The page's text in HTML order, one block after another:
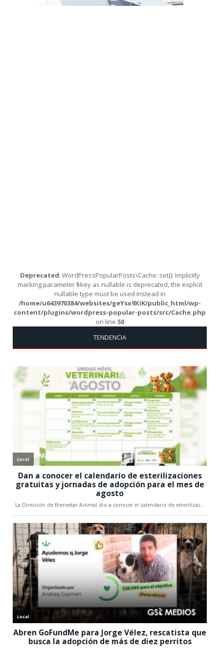
Deprecated: WordPressPopularPosts\Cache::set(): Implicitly
marking parameter $key as nullable is deprecated, the explicit
nullable type must be used instead in
/home/u643970384/websites/geYsx9XiK/public_html/wp-
content/plugins/wordpress-popular-posts/src/Cache.php
on line 50
TENDENCIA